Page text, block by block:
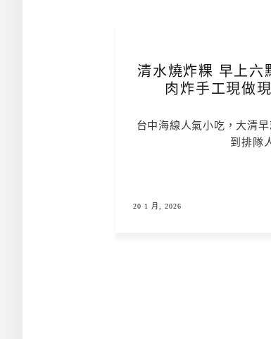
清水燒炸粿 早上六
肉炸手工現做
台中海線人氣小吃，大清
到排隊
20 1 月, 2026